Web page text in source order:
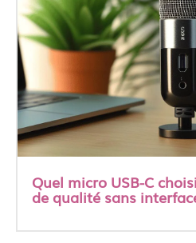
Quel micro USB-C
de qualité sans